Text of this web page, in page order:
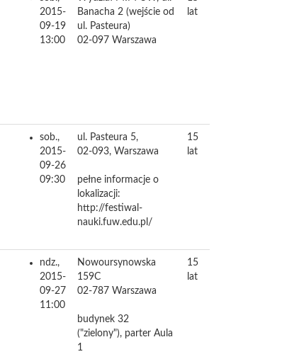
2015-
09-19
13:00
Banacha 2 (wejście od
ul. Pasteura)
02-097 Warszawa
lat
sob.,
2015-
09-26
09:30
ul. Pasteura 5,
02-093, Warszawa
pełne informacje o
lokalizacji:
http://festiwal-
nauki.fuw.edu.pl/
15
lat
ndz.,
2015-
09-27
11:00
Nowoursynowska
159C
02-787 Warszawa
budynek 32
("zielony"), parter Aula
1
15
lat